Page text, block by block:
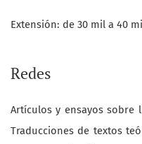
Extensión: de 30 mil a 40
Redes
Artículos y ensayos sobre
Traducciones de textos